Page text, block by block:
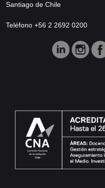
Santiago de Chile
Teléfono +56 2 2692 0200